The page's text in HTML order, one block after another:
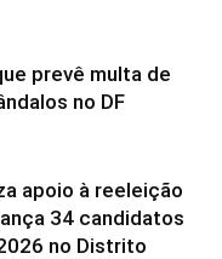
prevê multa de
no DF
apoio à reeleição
34 candidatos
no Distrito